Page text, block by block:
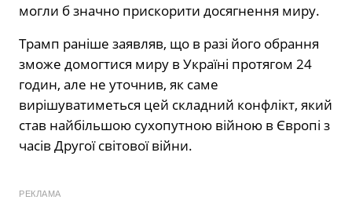
могли б значно прискорити досягнення миру.
Трамп раніше заявляв, що в разі його обрання
зможе домогтися миру в Україні протягом 24
годин, але не уточнив, як саме
вирішуватиметься цей складний конфлікт, який
став найбільшою сухопутною війною в Європі з
часів Другої світової війни.
РЕКЛАМА